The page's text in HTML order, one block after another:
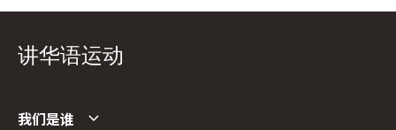
讲华语运动
我们是谁